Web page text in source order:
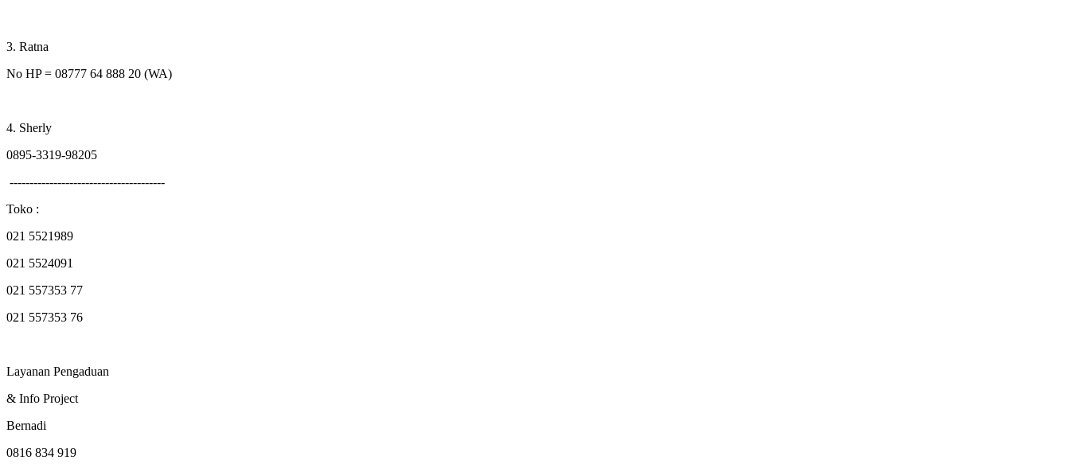
3. Ratna
No HP = 08777 64 888 20 (WA)
4. Sherly
0895-3319-98205
---------------------------------------
Toko :
021 5521989
021 5524091
021 557353 77
021 557353 76
Layanan Pengaduan
& Info Project
Bernadi
0816 834 919